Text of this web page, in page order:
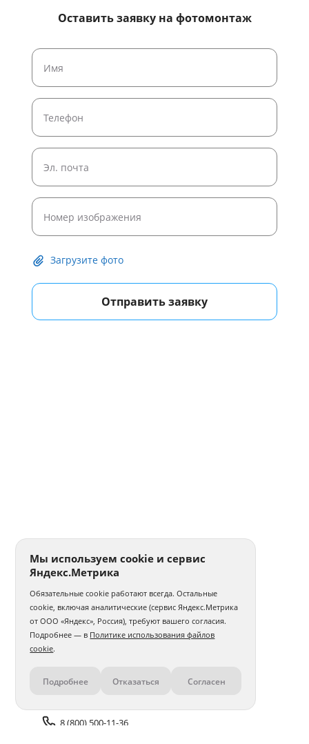
Оставить заявку на фотомонтаж
Загрузите фото
Отправить заявку
Контакты
8 (800) 500-11-36
Мы используем cookie и сервис
Яндекс.Метрика
Обязательные cookie работают всегда. Остальные
cookie, включая аналитические (сервис Яндекс.Метрика
от ООО «Яндекс», Россия), требуют вашего согласия.
Подробнее — в Политике использования файлов
cookie.
Подробнее Отказаться Согласен